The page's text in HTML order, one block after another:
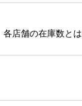
店舗の在庫数とは